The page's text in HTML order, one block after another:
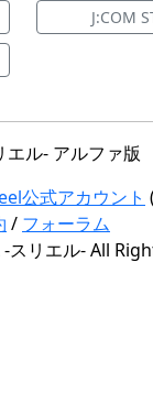
J:COM
ル- アルファ版
公式アカウント
/ フォーラム
リエル- All